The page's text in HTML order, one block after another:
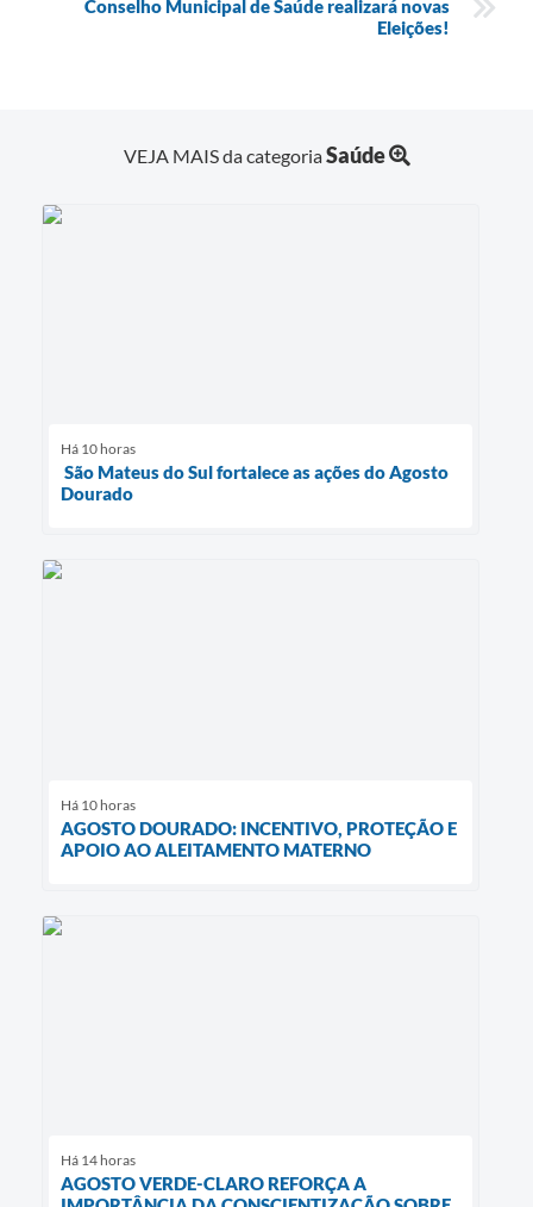
Conselho Municipal de Saúde realizará novas
Eleições!
VEJA MAIS da categoriaSaúde
Há 10 horas
São Mateus do Sul fortalece as ações do Agosto
Dourado
Há 10 horas
AGOSTO DOURADO: INCENTIVO, PROTEÇÃO E
APOIO AO ALEITAMENTO MATERNO
Há 14 horas
AGOSTO VERDE-CLARO REFORÇA A